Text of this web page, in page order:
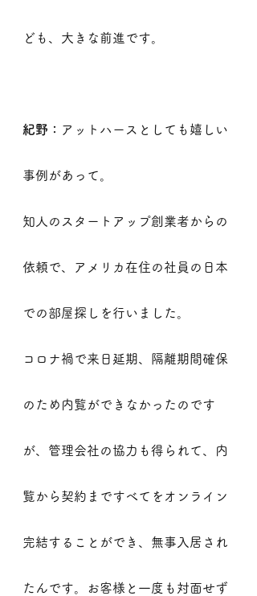
ども、大きな前進です。
紀野： アットハースとしても嬉しい
事例があって。
知人のスタートアップ創業者からの
依頼で、アメリカ在住の社員の日本
での部屋探しを行いました。
コロナ禍で来日延期、隔離期間確保
のため内覧ができなかったのです
が、管理会社の協力も得られて、内
覧から契約まですべてをオンライン
完結することができ、無事入居され
たんです。お客様と一度も対面せず